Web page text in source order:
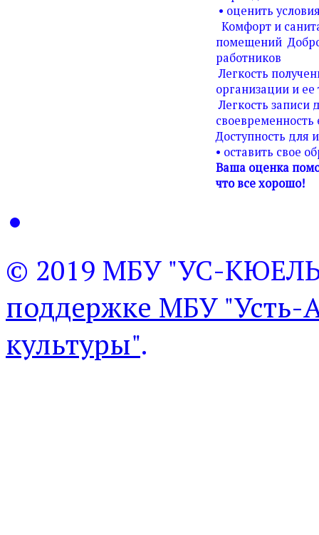
• оценить
Комфорт и
помещений
работников
Легкость
организации и ее
Легкость записи
своевременность
Доступность для
• оставить свое
Ваша оценка
что все хорошо!
© 2019 МБУ "УС-
поддержке МБУ "Усть-
культуры".